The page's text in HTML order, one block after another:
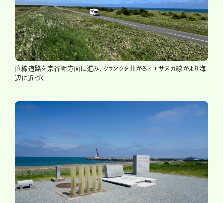
直線道路を宗谷岬方面に進み、クランクを曲がるとエサヌカ線がより海
辺に近づく